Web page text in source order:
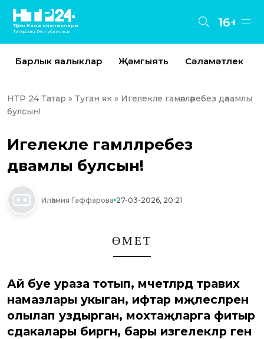
Түбән Кама яңалыклары
Татарстан Республикасы
16+
Барлык яңалыклар Җәмгыять Сәламәтлек
НТР 24 Татар » Туган як » Игелекле гамәлләребез дәвамлы
булсын!
Игелекле гамәлләребез
дәвамлы булсын!
Илһамия Гаффарова 27-03-2026, 20:21
ӨМЕТ
Ай буе ураза тотып, мәчетләрдә тәравих
намазлары укыган, ифтар мәҗлесләрен
олылап уздырган, мохтаҗларга фитыр
сәдакалары биргән, бары изгелекләр генә